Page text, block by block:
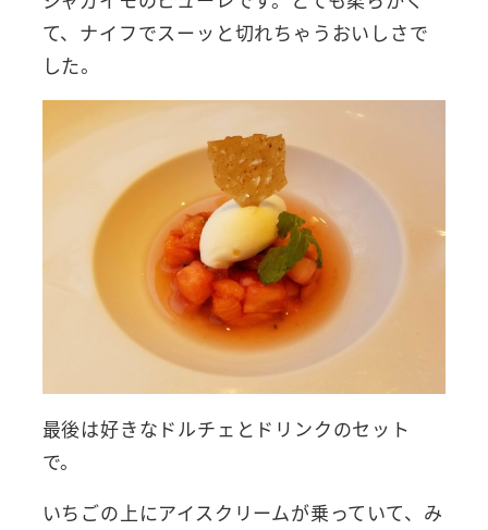
て、ナイフでスーッと切れちゃうおいしさで
した。
最後は好きなドルチェとドリンクのセット
で。
いちごの上にアイスクリームが乗っていて、み